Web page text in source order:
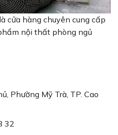
cửa hàng chuyên cung cấp
nội thất phòng ngủ
Phường Mỹ Trà, TP. Cao
32